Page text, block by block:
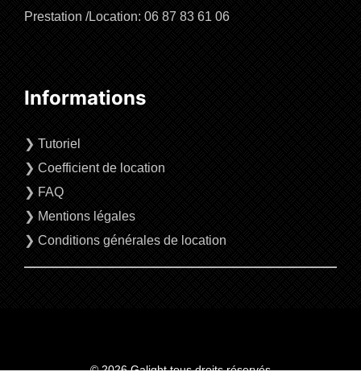
Prestation /Location: 06 87 83 61 06
Informations
❯ Tutoriel
❯ Coefficient de location
❯ FAQ
❯ Mentions légales
❯ Conditions générales de location
© 2026 Galight tous droits réservés